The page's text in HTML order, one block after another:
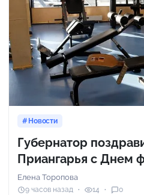
Новости
Губернатор
Приангарья с Днем
Елена Торопова
9 часов назад 14 0